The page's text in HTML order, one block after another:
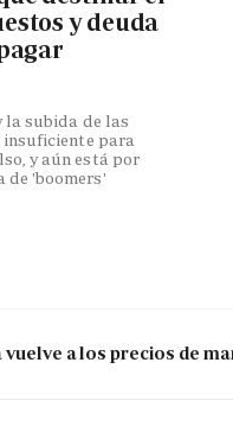
y deuda
la subida de las
para
y aún está por
de 'boomers'
vuelve a los precios de